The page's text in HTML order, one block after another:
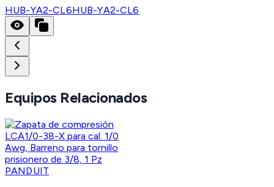
HUB-YA2-CL6HUB-YA2-CL6
Equipos Relacionados
PANDUIT